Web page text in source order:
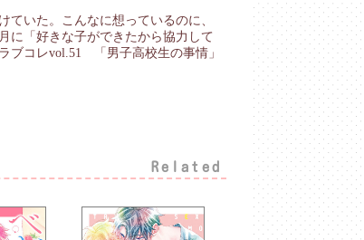
ていた。こんなに想っているのに、
に「好きな子ができたから協力して
コレvol.51 「男子高校生の事情」
Related